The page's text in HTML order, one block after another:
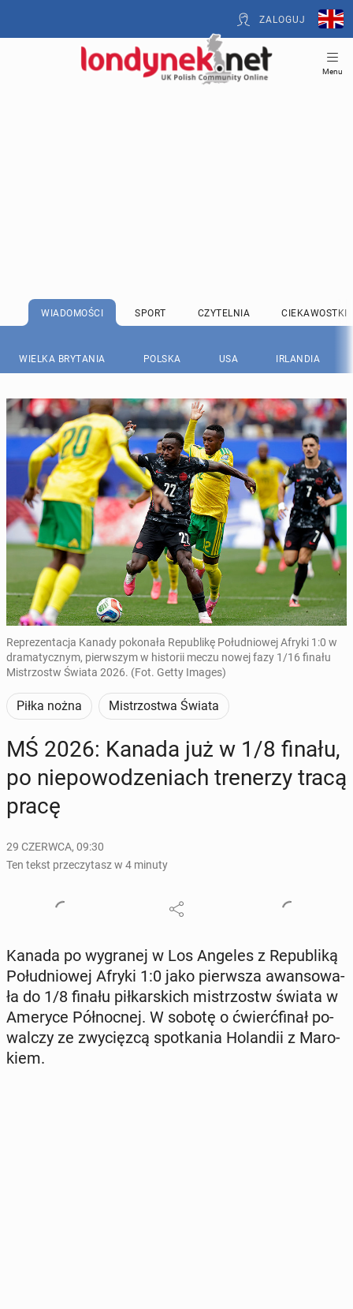
ZALOGUJ
Menu
WIADOMOŚCI SPORT CZYTELNIA CIEKAWOSTKI
WIELKA BRYTANIA POLSKA USA IRLANDIA
Reprezentacja Kanady pokonała Republikę Południowej Afryki 1:0 w
dramatycznym, pierwszym w historii meczu nowej fazy 1/16 finału
Mistrzostw Świata 2026. (Fot. Getty Images)
Piłka nożna Mistrzostwa Świata
MŚ 2026: Kanada już w 1/8 finału,
po nie­po­wo­dze­niach tre­ne­rzy tracą
pracę
29 CZERWCA, 09:30
Ten tekst przeczytasz w 4 minuty
Kanada po wy­gra­nej w Los Angeles z Re­pu­bli­ką
Po­łu­dnio­wej Afryki 1:0 jako pierw­sza awan­so­wa­
ła do 1/8 finału pił­kar­skich mi­strzostw świata w
Ameryce Pół­noc­nej. W sobotę o ćwierć­fi­nał po­
wal­czy ze zwy­cięz­cą spo­tka­nia Ho­lan­dii z Ma­ro­
kiem.